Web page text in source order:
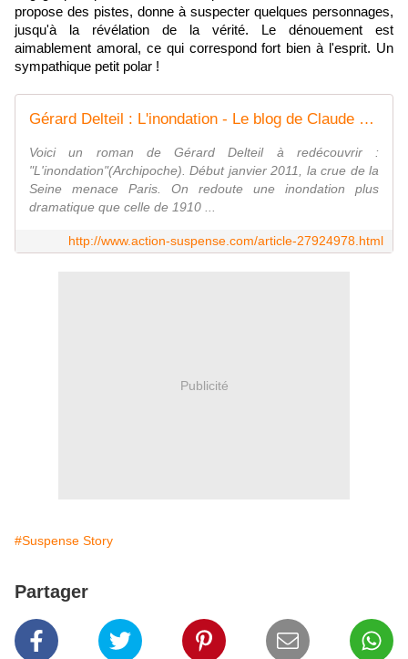
propose des pistes, donne à suspecter quelques personnages,
jusqu'à la révélation de la vérité. Le dénouement est
aimablement amoral, ce qui correspond fort bien à l'esprit. Un
sympathique petit polar !
Gérard Delteil : L'inondation - Le blog de Claude LE NOCHER
Voici un roman de Gérard Delteil à redécouvrir :
"L'inondation"(Archipoche). Début janvier 2011, la crue de la
Seine menace Paris. On redoute une inondation plus
dramatique que celle de 1910 ...
http://www.action-suspense.com/article-27924978.html
Publicité
#Suspense Story
Partager